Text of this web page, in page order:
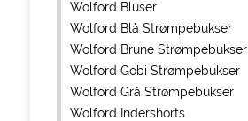
Wolford Bluser
Wolford Blå Strømpebukser
Wolford Brune Strømpebukser
Wolford Gobi Strømpebukser
Wolford Grå Strømpebukser
Wolford Indershorts